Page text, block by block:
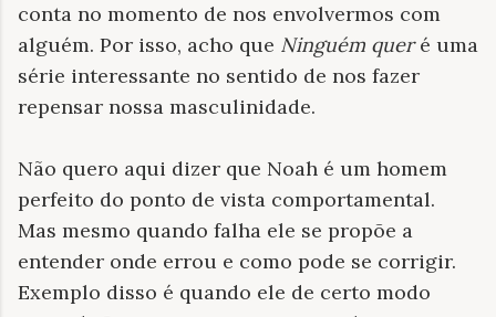
conta no momento de nos envolvermos com
alguém. Por isso, acho que Ninguém queré uma
série interessante no sentido de nos fazer
repensar nossa masculinidade.
Não quero aqui dizer que Noah é um homem
perfeito do ponto de vista comportamental.
Mas mesmo quando falha ele se propõe a
entender onde errou e como pode se corrigir.
Exemplo disso é quando ele de certo modo